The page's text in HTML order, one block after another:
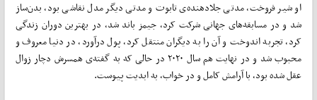
او شیر فروخت، مدتی جلادهنده‌ی تابوت و مدتی دیگر مدل نقاشی بود، بدن‌ساز
شد و در مسابقه‌های جهانی شرکت کرد، جیمز باند شد، در بهترین دوران زندگی
کرد، تجربه اندوخت و آن را به دیگران منتقل کرد، پول درآورد، در دنیا معروف و
محبوب شد و در نهایت هم سال ۲۰۲۰ در حالی که به گفته‌ی همسرش دچار زوال
عقل شده بود، با آرامش کامل و در خواب، به ابدیت پیوست.